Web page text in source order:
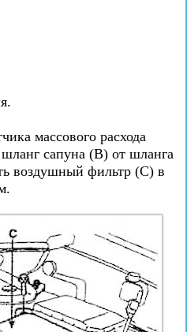
массового расхода
сапуна (В) от шланга
воздушный фильтр (С) в